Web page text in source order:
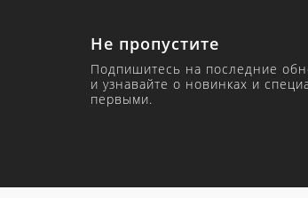
Не пропустите
Подпишитесь на последние
и узнавайте о новинках и
первыми.